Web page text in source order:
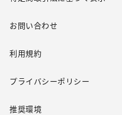
お問い合わせ
利用規約
プライバシーポリシー
推奨環境